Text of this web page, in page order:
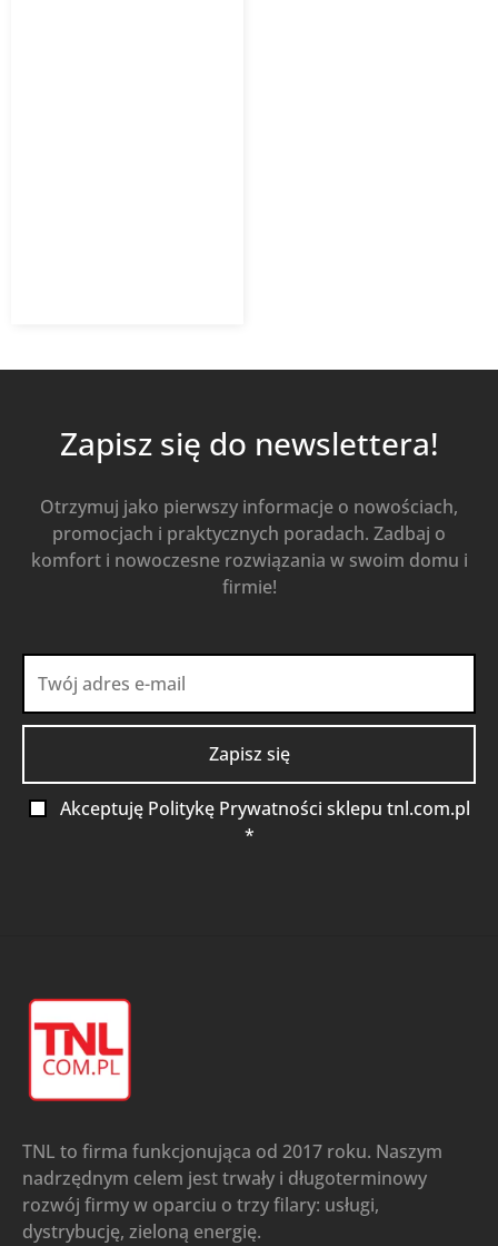
Zapisz się do newslettera!
Otrzymuj jako pierwszy informacje o nowościach,
promocjach i praktycznych poradach. Zadbaj o
komfort i nowoczesne rozwiązania w swoim domu i
firmie!
Akceptuję Politykę Prywatności sklepu tnl.com.pl
*
TNL to firma funkcjonująca od 2017 roku. Naszym
nadrzędnym celem jest trwały i długoterminowy
rozwój firmy w oparciu o trzy filary: usługi,
dystrybucję, zieloną energię.